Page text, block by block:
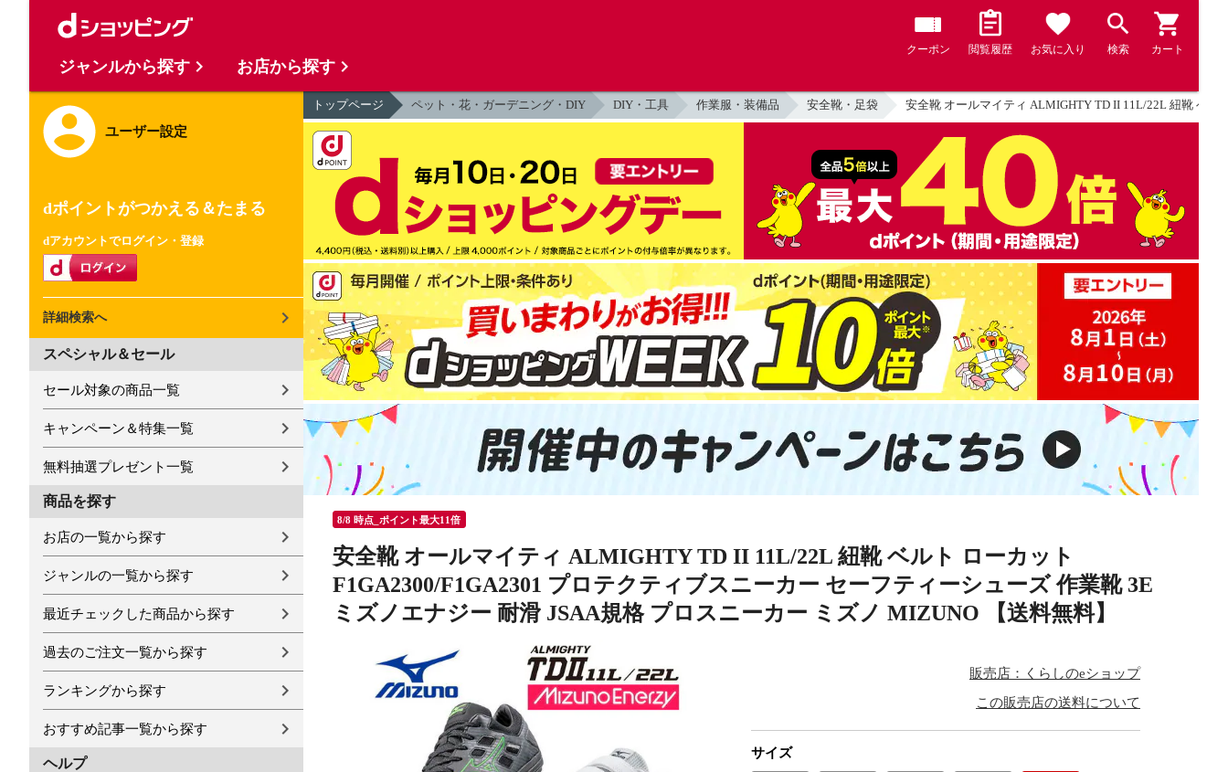
クーポン 閲覧履歴 お気に入り 検索 カート
ユーザー設定
dポイントがつかえる＆たまる
dアカウントでログイン・登録
詳細検索へ
スペシャル＆セール
セール対象の商品一覧
キャンペーン＆特集一覧
無料抽選プレゼント一覧
商品を探す
お店の一覧から探す
ジャンルの一覧から探す
最近チェックした商品から探す
過去のご注文一覧から探す
ランキングから探す
おすすめ記事一覧から探す
ヘルプ
トップページ ペット・花・ガーデニング・DIY DIY・工具 作業服・装備品 安全靴・足袋 安全靴 オールマイティ ALMIGHTY TD II 11L/22L 紐靴 ベル
8/8 時点_ポイント最大11倍
安全靴 オールマイティ ALMIGHTY TD II 11L/22L 紐靴 ベルト ローカット
F1GA2300/F1GA2301 プロテクティブスニーカー セーフティーシューズ 作業靴 3E
ミズノエナジー 耐滑 JSAA規格 プロスニーカー ミズノ MIZUNO 【送料無料】
販売店：くらしのeショップ
この販売店の送料について
サイズ
ジャンルから探す お店から探す